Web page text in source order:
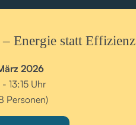
Energie statt Effizienz
2026
13:15 Uhr
Personen)